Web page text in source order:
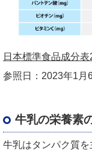
日本標準食品成分表
参照日：2023年1月
牛乳の栄養素
牛乳はタンパク質